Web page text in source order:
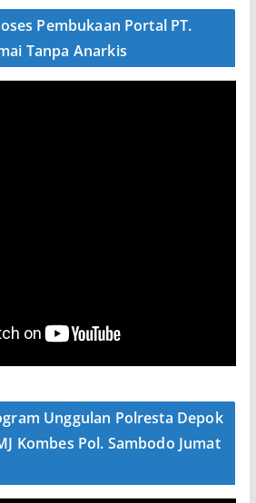
Pembukaan Portal PT.
Tanpa Anarkis
Unggulan Polresta Depok
Kombes Pol. Sambodo Jumat